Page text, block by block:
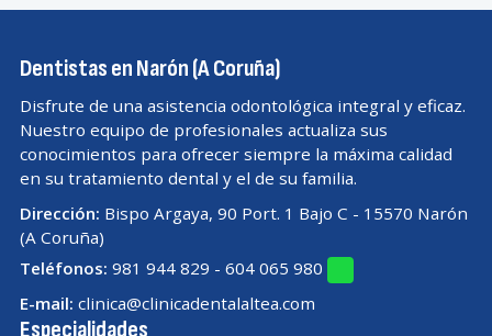
Dentistas en Narón (A Coruña)
Disfrute de una asistencia odontológica integral y eficaz.
Nuestro equipo de profesionales actualiza sus
conocimientos para ofrecer siempre la máxima calidad
en su tratamiento dental y el de su familia.
Dirección: Bispo Argaya, 90 Port. 1 Bajo C - 15570 Narón
(A Coruña)
Teléfonos: 981 944 829 - 604 065 980
E-mail: clinica@clinicadentalaltea.com
Especialidades